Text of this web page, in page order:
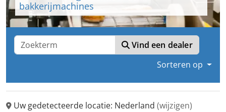
bakkerijmachines
Vind een dealer
Sorteren op
Uw gedetecteerde locatie: Nederland (wijzigen)